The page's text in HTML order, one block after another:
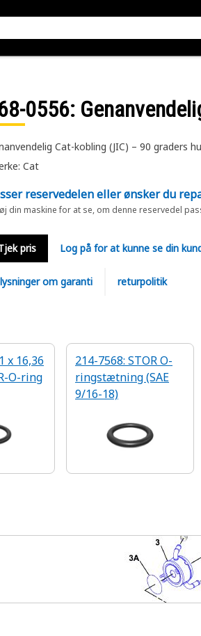
0556:
Cat-kobling (JIC) – 90 graders
Cat
reservedelen eller ønsker du
din maskine for at se, om denne reservedel
pris Log på for at kunne se din
om garanti returpolitik
x 16,36
O-ring
214-7568: STOR O-
ringstætning (SAE
9/16-18)